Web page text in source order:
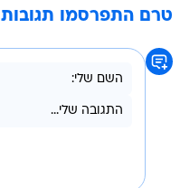
טרם התפרסמו תגובות